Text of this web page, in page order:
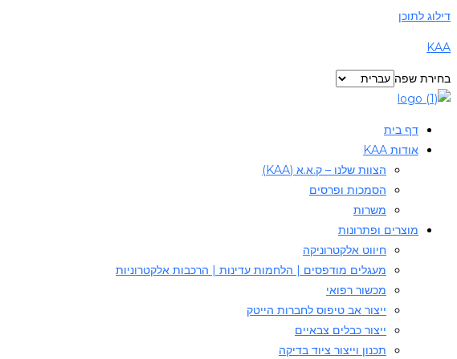
דילוג לתוכן
KAA
בחירת שפה
דף בית
אודות KAA
הצוות שלנו – ק.א.א (KAA)
הסמכות ופרסים
משרות
מוצרים ופתרונות
חיווט אלקטרוניקה
מעגלים מודפסים | הלחמות עדינות | הרכבות אלקטרוניות
מכשור רפואי
ייצור אב טיפוס לחברות הייטק
ייצור כבלים צבאיים
תכנון וייצור ציוד בדיקה